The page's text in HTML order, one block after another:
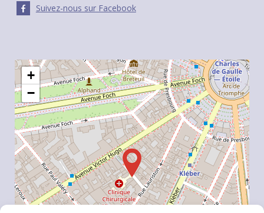
Suivez-nous sur Facebook
+
−